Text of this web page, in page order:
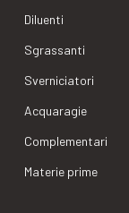
Diluenti
Sgrassanti
Sverniciatori
Acquaragie
Complementari
Materie prime